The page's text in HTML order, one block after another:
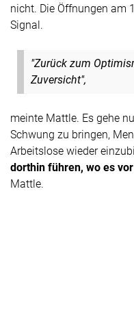
nicht. Die Öffnungen am
Signal.
"Zurück zum
Zuversicht",
meinte Mattle. Es gehe
Schwung zu bringen,
Arbeitslose wieder
dorthin führen, wo es
Mattle.